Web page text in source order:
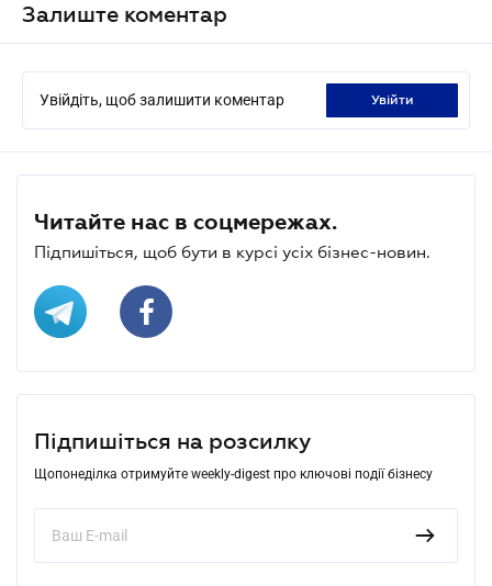
Залиште коментар
Увійдіть, щоб залишити коментар увійти
Читайте нас в соцмережах.
Підпишіться, щоб бути в курсі усіх бізнес-новин.
Підпишіться на розсилку
Щопонеділка отримуйте weekly-digest про ключові події бізнесу